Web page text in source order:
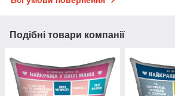
Подібні товари компанії